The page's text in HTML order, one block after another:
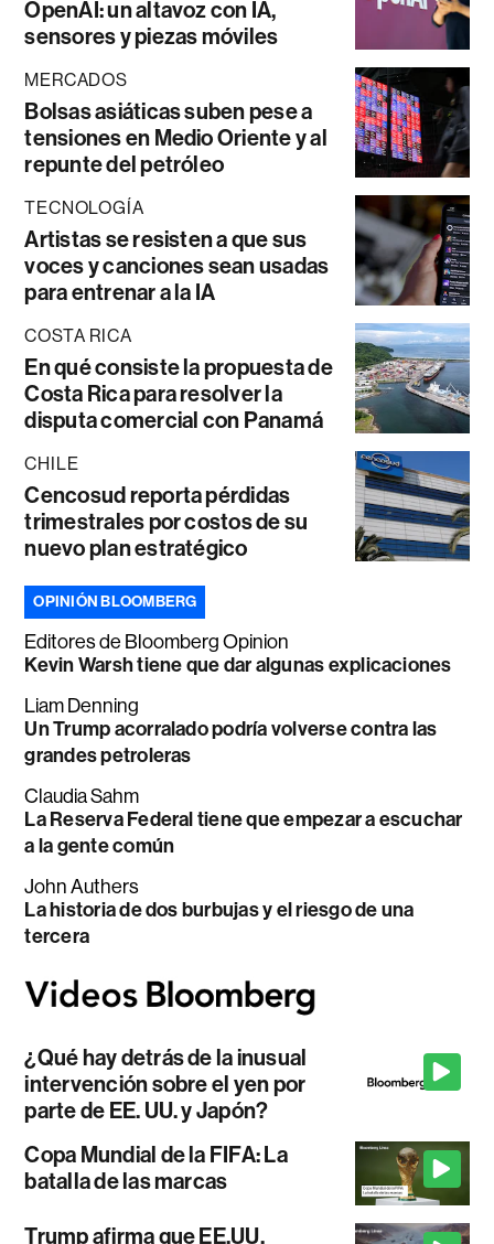
OpenAI: un altavoz con IA,
sensores y piezas móviles
MERCADOS
Bolsas asiáticas suben pese a
tensiones en Medio Oriente y al
repunte del petróleo
TECNOLOGÍA
Artistas se resisten a que sus
voces y canciones sean usadas
para entrenar a la IA
COSTA RICA
En qué consiste la propuesta de
Costa Rica para resolver la
disputa comercial con Panamá
CHILE
Cencosud reporta pérdidas
trimestrales por costos de su
nuevo plan estratégico
OPINIÓN BLOOMBERG
Editores de Bloomberg Opinion
Kevin Warsh tiene que dar algunas explicaciones
Liam Denning
Un Trump acorralado podría volverse contra las
grandes petroleras
Claudia Sahm
La Reserva Federal tiene que empezar a escuchar
a la gente común
John Authers
La historia de dos burbujas y el riesgo de una
tercera
¿Qué hay detrás de la inusual
intervención sobre el yen por
parte de EE. UU. y Japón?
Copa Mundial de la FIFA: La
batalla de las marcas
Trump afirma que EE.UU.